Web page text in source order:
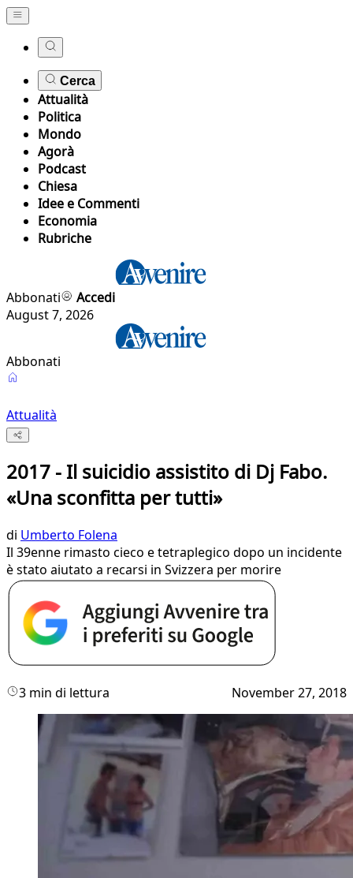
Cerca
Attualità
Politica
Mondo
Agorà
Podcast
Chiesa
Idee e Commenti
Economia
Rubriche
Abbonati
Accedi
August 7, 2026
Abbonati
Attualità
2017 - Il suicidio assistito di Dj Fabo.
«Una sconfitta per tutti»
di Umberto Folena
Il 39enne rimasto cieco e tetraplegico dopo un incidente
è stato aiutato a recarsi in Svizzera per morire
3 min di lettura November 27, 2018